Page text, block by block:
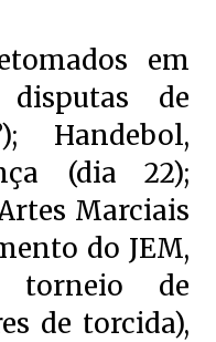
em
de
Handebol,
(dia 22);
Marciais
do JEM,
de
de torcida),